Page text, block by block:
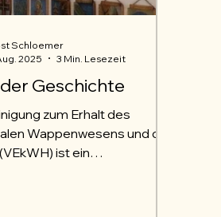
Geschichte
zum Erhalt des
Wappenwesens und der
ist ein
Schloemer
2025
3 Min. Lesezeit